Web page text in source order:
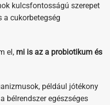
kulcsfontosságú szerepet
cukorbetegség
el, mi is az a probiotikum és
például jótékony
bélrendszer egészséges